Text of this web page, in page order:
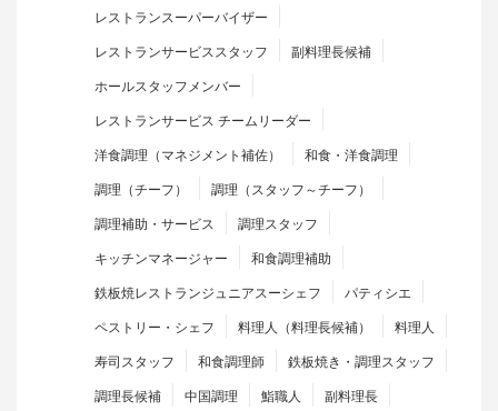
レストランスーパーバイザー
レストランサービススタッフ
副料理長候補
ホールスタッフメンバー
レストランサービス チームリーダー
洋食調理（マネジメント補佐）
和食・洋食調理
調理（チーフ）
調理（スタッフ～チーフ）
調理補助・サービス
調理スタッフ
キッチンマネージャー
和食調理補助
鉄板焼レストランジュニアスーシェフ
パティシエ
ペストリー・シェフ
料理人（料理長候補）
料理人
寿司スタッフ
和食調理師
鉄板焼き・調理スタッフ
調理長候補
中国調理 鮨職人
副料理長